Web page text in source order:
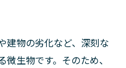
建物の劣化など、深刻な
生物です。そのため、